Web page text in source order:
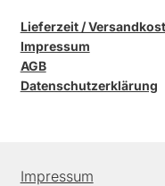
Lieferzeit /
Impressum
AGB
Datenschutzerklärung
Impressum